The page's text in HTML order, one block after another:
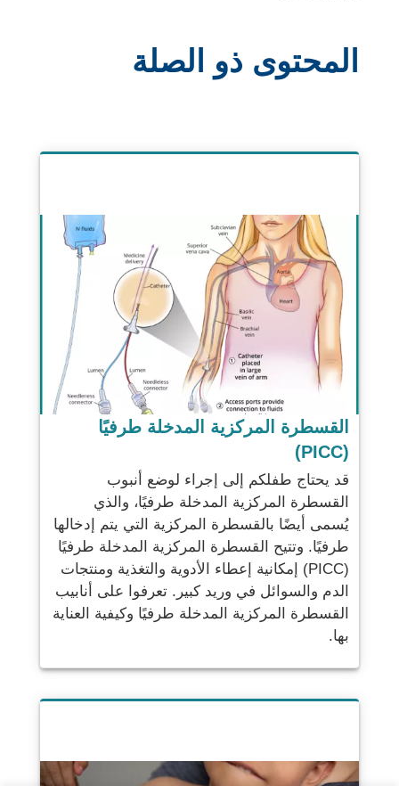
المحتوى ذو الصلة
القسطرة المركزية المدخلة طرفيًا
(PICC)
قد يحتاج طفلكم إلى إجراء لوضع أنبوب
القسطرة المركزية المدخلة طرفيًا، والذي
يُسمى أيضًا بالقسطرة المركزية التي يتم إدخالها
طرفيًا. وتتيح القسطرة المركزية المدخلة طرفيًا
(PICC) إمكانية إعطاء الأدوية والتغذية ومنتجات
الدم والسوائل في وريد كبير. تعرفوا على أنابيب
القسطرة المركزية المدخلة طرفيًا وكيفية العناية
بها.